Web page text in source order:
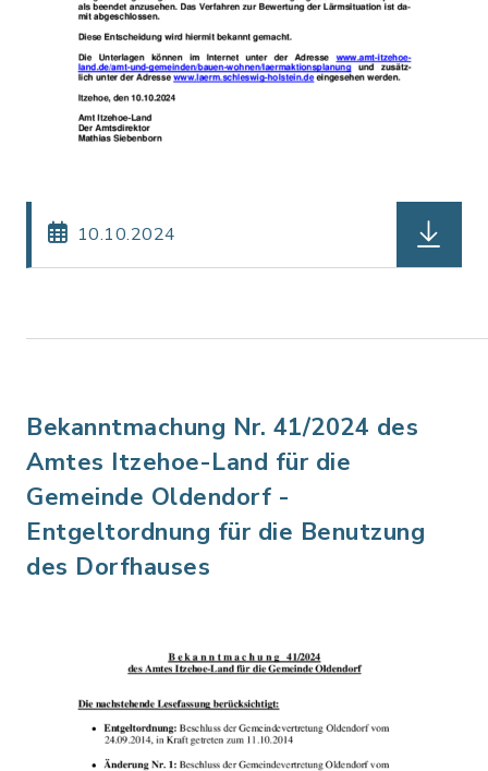
10.10.2024
Bekanntmachung Nr. 41/2024 des
Amtes Itzehoe-Land für die
Gemeinde Oldendorf -
Entgeltordnung für die Benutzung
des Dorfhauses